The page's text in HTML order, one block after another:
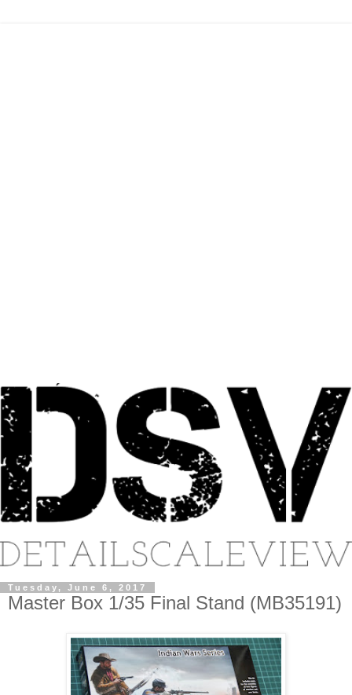
Tuesday, June 6, 2017
Master Box 1/35 Final Stand (MB35191)